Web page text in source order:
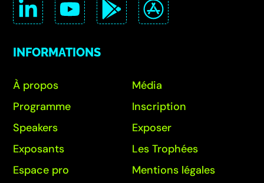
INFORMATIONS
À propos
Programme
Speakers
Exposants
Espace pro
Média
Inscription
Exposer
Les Trophées
Mentions légales